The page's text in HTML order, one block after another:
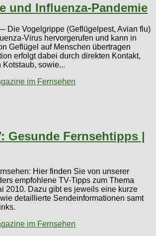
und Influenza-Pandemie
(Geflügelpest, Avian flu)
Virus hervorgerufen und kann in
Geflügel auf Menschen übertragen
erfolgt dabei durch direkten Kontakt,
sowie...
Gesunde Fernsehtipps |
Hier finden Sie von unserer
empfohlene TV-Tipps zum Thema
2010. Dazu gibt es jeweils eine kurze
detaillierte Sendeinformationen samt